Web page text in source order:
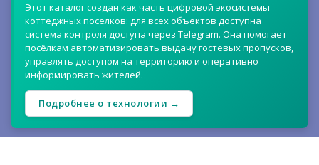
Этот каталог создан как часть цифровой экосистемы
коттеджных посёлков: для всех объектов доступна
система контроля доступа через Telegram. Она помогает
посёлкам автоматизировать выдачу гостевых пропусков,
управлять доступом на территорию и оперативно
информировать жителей.
Подробнее о технологии →